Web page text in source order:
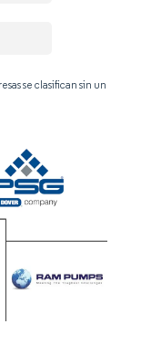
se clasifican sin un